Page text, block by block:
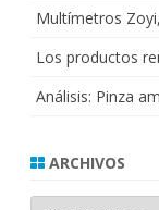
Multímetros
Los productos
Análisis: Pinza
ARCHIVOS
Archivos